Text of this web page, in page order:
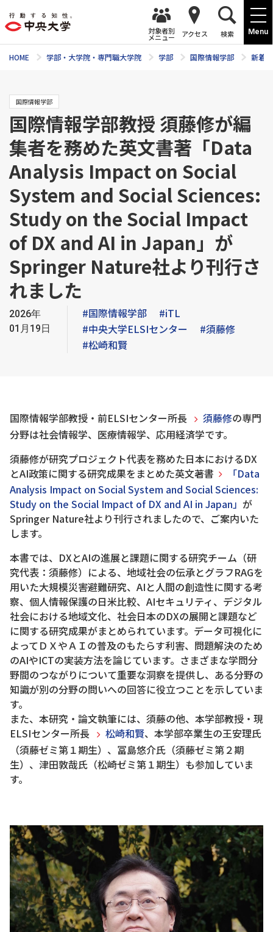
Menu
対象者別
メニュー アクセス 検索
HOME 学部・大学院・専門職大学院 学部 国際情報学部 新着
国際情報学部
国際情報学部教授 須藤修が編
集者を務めた英文書著「Data
Analysis Impact on Social
System and Social Sciences:
Study on the Social Impact
of DX and AI in Japan」が
Springer Nature社より刊行さ
れました
2026年
01月19日
#国際情報学部
#iTL
#中央大学ELSIセンター
#須藤修
#松崎和賢
国際情報学部教授・前ELSIセンター所長 須藤修の専門
分野は社会情報学、医療情報学、応用経済学です。
須藤修が研究プロジェクト代表を務めた日本におけるDX
とAI政策に関する研究成果をまとめた英文著書
「Data
Analysis Impact on Social System and Social Sciences:
Study on the Social Impact of DX and AI in Japan」 が
Springer Nature社より刊行されましたので、ご案内いた
します。
本書では、DXとAIの進展と課題に関する研究チーム（研
究代表：須藤修）による、地域社会の伝承とグラフRAGを
用いた大規模災害避難研究、AIと人間の創造性に関する考
察、個人情報保護の日米比較、AIセキュリティ、デジタル
社会における地域文化、社会日本のDXの展開と課題など
に関する研究成果がまとめられています。データ可視化に
よってＤＸやＡＩの普及のもたらす利害、問題解決のため
のAIやICTの実装方法を論じています。さまざまな学問分
野間のつながりについて重要な洞察を提供し、ある分野の
知識が別の分野の問いへの回答に役立つことを示していま
す。
また、本研究・論文執筆には、須藤の他、本学部教授・現
ELSIセンター所長
松崎和賢、本学部卒業生の王安理氏
（須藤ゼミ第１期生）、冨島悠介氏（須藤ゼミ第２期
生）、津田敦哉氏（松崎ゼミ第１期生）も参加していま
す。